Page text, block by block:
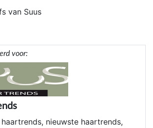
van Suus
voor:
nieuwste haartrends,